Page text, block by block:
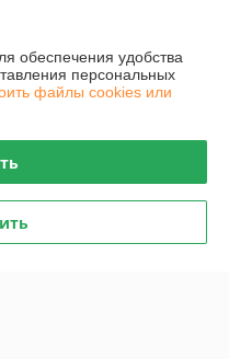
обеспечения удобства
персональных
файлы cookies или